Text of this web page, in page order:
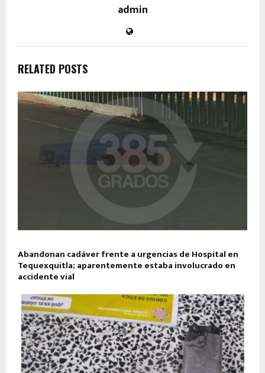
admin
RELATED POSTS
Abandonan cadáver frente a urgencias de Hospital en
Tequexquitla; aparentemente estaba involucrado en
accidente vial